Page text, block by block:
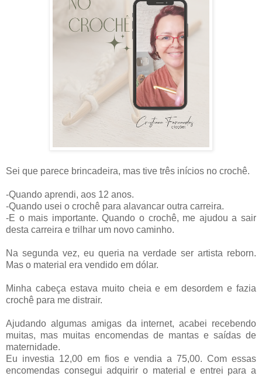
Sei que parece brincadeira, mas tive três inícios no crochê.
-Quando aprendi, aos 12 anos.
-Quando usei o crochê para alavancar outra carreira.
-E o mais importante. Quando o crochê, me ajudou a sair
desta carreira e trilhar um novo caminho.
Na segunda vez, eu queria na verdade ser artista reborn.
Mas o material era vendido em dólar.
Minha cabeça estava muito cheia e em desordem e fazia
crochê para me distrair.
Ajudando algumas amigas da internet, acabei recebendo
muitas, mas muitas encomendas de mantas e saídas de
maternidade.
Eu investia 12,00 em fios e vendia a 75,00. Com essas
encomendas consegui adquirir o material e entrei para a